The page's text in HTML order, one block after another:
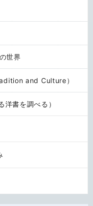
世界
and Culture）
書を調べる）